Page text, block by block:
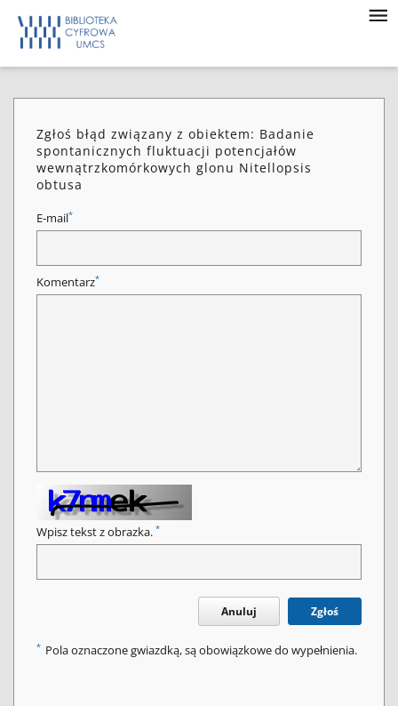
Zgłoś błąd związany z obiektem: Badanie
spontanicznych fluktuacji potencjałów
wewnątrzkomórkowych glonu Nitellopsis
obtusa
E-mail*
Komentarz*
Wpisz tekst z obrazka. *
Anuluj Zgłoś
* Pola oznaczone gwiazdką, są obowiązkowe do wypełnienia.